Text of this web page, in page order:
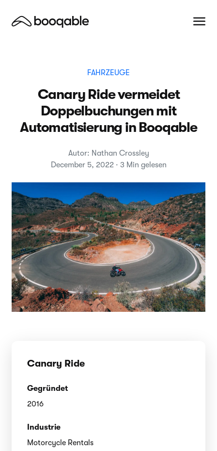
FAHRZEUGE
Canary Ride vermeidet
Doppelbuchungen mit
Automatisierung in Booqable
Autor: Nathan Crossley
December 5, 2022 · 3 Min gelesen
Canary Ride
Gegründet
2016
Industrie
Motorcycle Rentals